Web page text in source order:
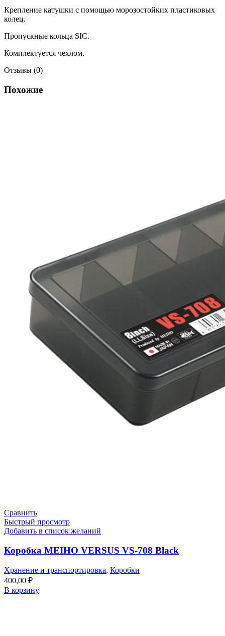
Крепление катушки с помощью морозостойких пластиковых
колец.
Пропускные кольца SIC.
Комплектуется чехлом.
Отзывы (0)
Похожие
Сравнить
Быстрый просмотр
Добавить в список желаний
Коробка MEIHO VERSUS VS-708 Black
Хранение и транспортировка, Коробки
400,00 ₽
В корзину